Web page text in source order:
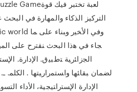
التركيز الذكاء والمهارة في
ﺠﺎﺀ ﻓﻲ ﻫﺫﺍ ﺍﻟﺒﺤﺙ ﻨﻘﺘﺭﺡ ﻋﻠﻰ
ﺍﻟﺠﺯﺍﺌﺭﻴﺔ ﺘﻁﺒﻴﻕ. ﺍﻹﺩﺍﺭﺓ.
ﻟﻀﻤﺎﻥ ﺒﻘﺎﺌﻬﺎ ﻭﺍﺴﺘﻤﺭﺍﺭﻴﺘﻬﺎ . ﺍﻟﻜﻠﻤ.
ﺍﻹﺩﺍﺭﺓ ﺍﻹﺴﺘﺭﺍﺘﻴﺠﻴﺔ، ﺍﻷﺩﺍﺀ